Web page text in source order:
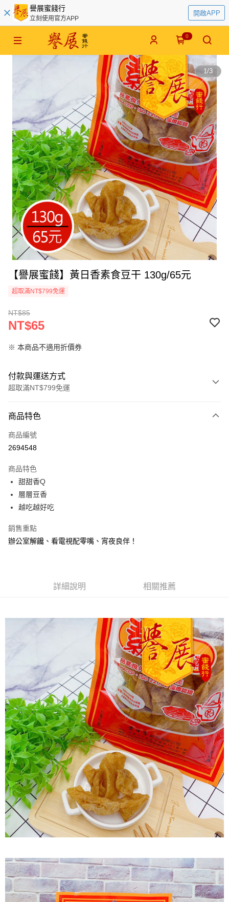
譽展蜜餞行
立刻使用官方APP
開啟APP
0
1/3
【譽展蜜餞】黃日香素食豆干 130g/65元
超取滿NT$799免運
NT$85
NT$65
※ 本商品不適用折價券
付款與運送方式
超取滿NT$799免運
信用卡一次付款
超商取貨付款
Apple Pay
街口支付
Google Pay
每筆NT$60，滿NT$799(含以上)免運費
每筆NT$60，滿NT$799(含以上)免運費
7-11取貨付款
每筆NT$60，滿NT$799(含以上)免運費
付款後7-11取貨
每筆NT$60，滿NT$799(含以上)免運費
宅配到家
每筆NT$150，滿NT$1,399(含以上)免運費
澎湖金門馬祖宅配到家
每筆NT$250
付款後門市自取
免運費
商品特色
商品編號
2694548
商品特色
甜甜香Q
層層豆香
越吃越好吃
銷售重點
辦公室解饞、看電視配零嘴、宵夜良伴！
詳細說明 相關推薦